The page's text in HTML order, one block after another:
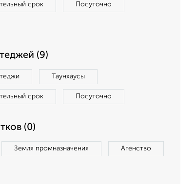
срок Посуточно
(9)
Таунхаусы
срок Посуточно
(0)
Земля промназначения Агенство